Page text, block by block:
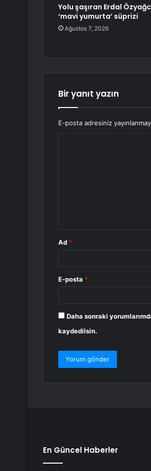
Yolu şaşıran Erdal
‘mavi yumurta’ süprizi
Ağustos 7, 2026
Bir yanıt yazın
E-posta adresiniz
Ad *
E-posta *
Daha sonraki
kaydedilsin.
En Güncel Haberler